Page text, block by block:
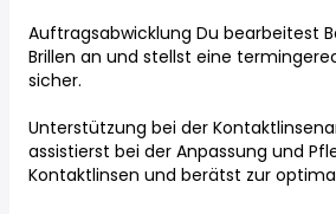
Auftragsabwicklung Du bearbeitest
Brillen an und stellst eine
sicher.
Unterstützung bei der
assistierst bei der Anpassung und
Kontaktlinsen und berätst zur